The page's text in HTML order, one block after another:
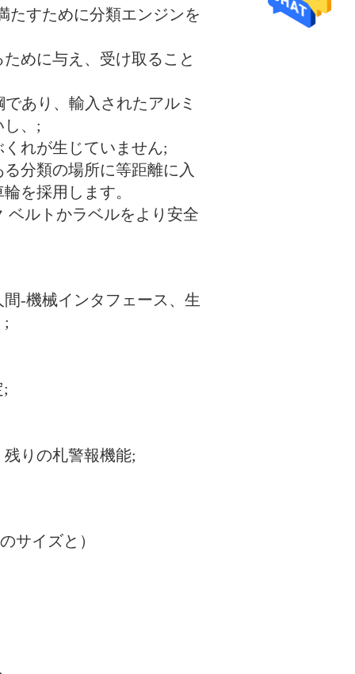
たすために分類エンジンを
めに与え、受け取ること
あり、輸入されたアルミ
し、;
れが生じていません;
分類の場所に等距離に入
を採用します。
ベルトかラベルをより安全
-機械インタフェース、生
;
りの札警報機能;
サイズと）